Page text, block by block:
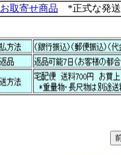
お取寄せ商品 *正式な発送